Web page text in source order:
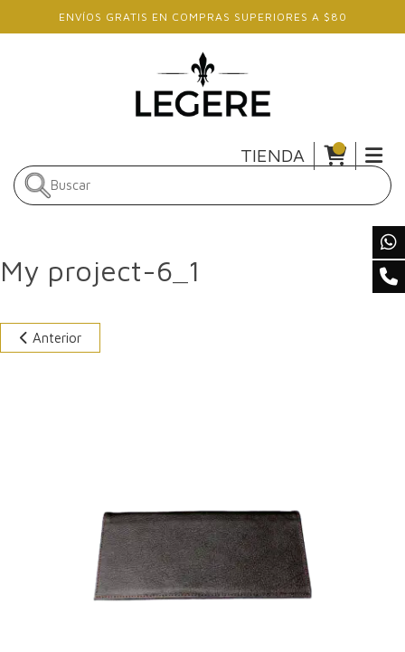
Skip to main content
ENVÍOS GRATIS EN COMPRAS SUPERIORES A $80
TIENDA
My project-6_1
Anterior